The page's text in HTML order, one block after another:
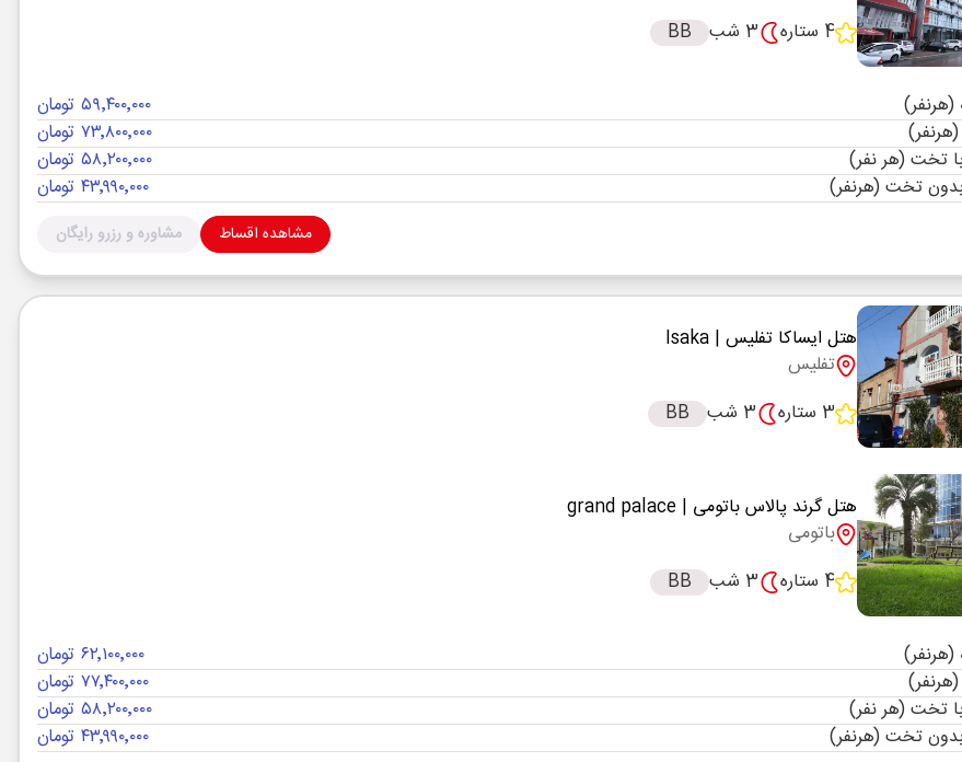
4 ستاره
3 شب BB
۵۹٬۴۰۰٬۰۰۰ تومان
۷۳٬۸۰۰٬۰۰۰ تومان
تخت (هر نفر)
۵۸٬۲۰۰٬۰۰۰ تومان
تخت (هرنفر)
۴۳٬۹۹۰٬۰۰۰ تومان
مشاهده اقساط مشاوره و رزرو رایگان
هتل ایساکا تفلیس | Isaka
تفلیس
3 ستاره
3 شب BB
هتل گرند پالاس باتومی | grand palace
باتومی
4 ستاره
3 شب BB
۶۲٬۱۰۰٬۰۰۰ تومان
۷۷٬۴۰۰٬۰۰۰ تومان
تخت (هر نفر)
۵۸٬۲۰۰٬۰۰۰ تومان
تخت (هرنفر)
۴۳٬۹۹۰٬۰۰۰ تومان